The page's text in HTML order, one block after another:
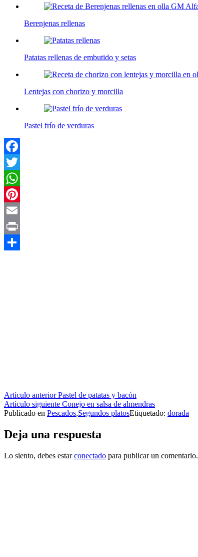
Berenjenas rellenas
Patatas rellenas de embutido y setas
Lentejas con chorizo y morcilla
Pastel frío de verduras
Facebook
Twitter
WhatsApp
Pinterest
Email
Print
Seguir
leyendo
Artículo anteriorPastel de patatas y bacón
Artículo siguiente Conejo en salsa de almendras
Publicado en Pescados,Segundos platosEtiquetado: dorada
Deja una respuesta
Lo siento, debes estarconectado para publicar un comentario.